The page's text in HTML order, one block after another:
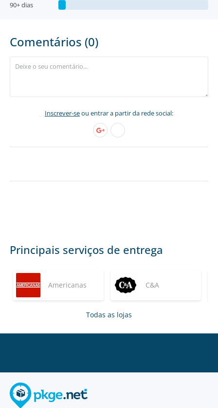
90+ dias
Comentários (0)
Inscrever-seou entrar a partir da rede social:
Principais serviços de entrega
Americanas C&A
Todas as lojas